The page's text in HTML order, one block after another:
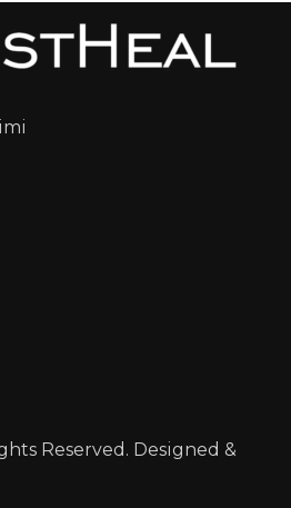
Reserved. Designed &